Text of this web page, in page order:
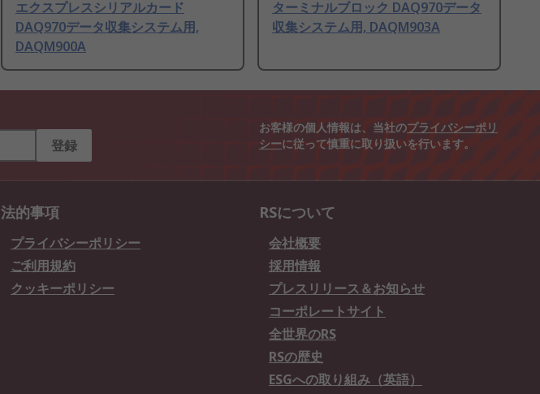
エクスプレスシリアルカード
DAQ970データ収集システム用,
DAQM900A
ターミナルブロック DAQ970データ
収集システム用, DAQM903A
登録
お客様の個人情報は、当社のプライバシーポリ
シーに従って慎重に取り扱いを行います。
法的事項
プライバシーポリシー
ご利用規約
クッキーポリシー
RSについて
会社概要
採用情報
プレスリリース＆お知らせ
コーポレートサイト
全世界のRS
RSの歴史
ESGへの取り組み（英語）